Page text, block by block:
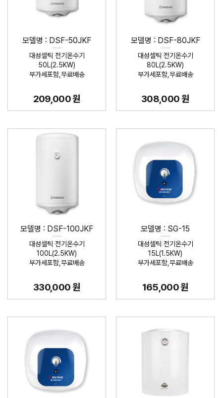
모델명 : DSF-50JKF
대성셀틱 전기온수기
50L(2.5KW)
부가세포함,무료배송
209,000 원
모델명 : DSF-80JKF
대성셀틱 전기온수기
80L(2.5KW)
부가세포함,무료배송
308,000 원
모델명 : DSF-100JKF
대성셀틱 전기온수기
100L(2.5KW)
부가세포함,무료배송
330,000 원
모델명 : SG-15
대성셀틱 전기온수기
15L(1.5KW)
부가세포함,무료배송
165,000 원